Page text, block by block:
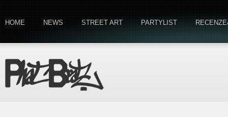
HOME NEWS STREET ART PARTYLIST